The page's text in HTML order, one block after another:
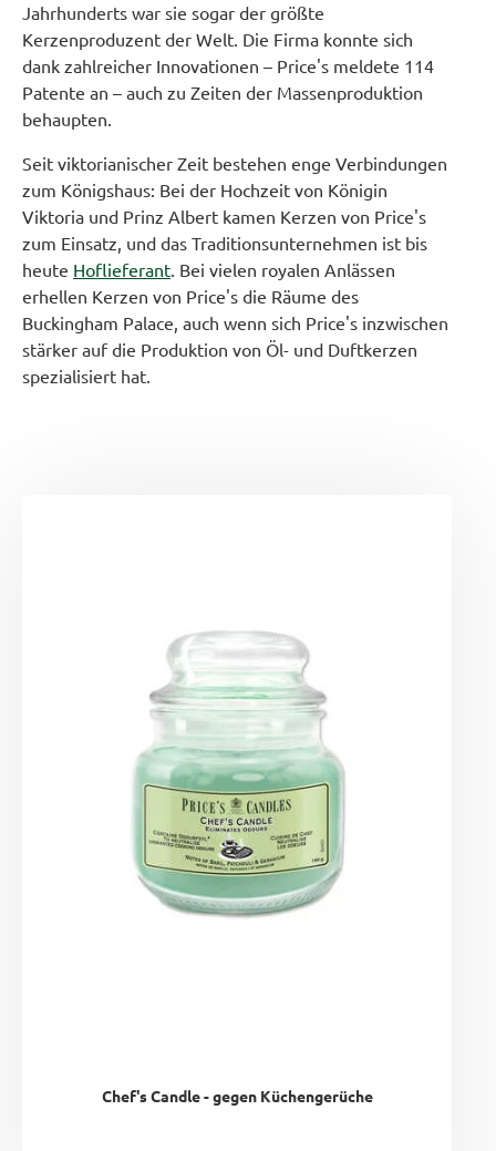
Jahrhunderts war sie sogar der größte
Kerzenproduzent der Welt. Die Firma konnte sich
dank zahlreicher Innovationen – Price's meldete 114
Patente an – auch zu Zeiten der Massenproduktion
behaupten.
Seit viktorianischer Zeit bestehen enge Verbindungen
zum Königshaus: Bei der Hochzeit von Königin
Viktoria und Prinz Albert kamen Kerzen von Price's
zum Einsatz, und das Traditionsunternehmen ist bis
heute Hoflieferant. Bei vielen royalen Anlässen
erhellen Kerzen von Price's die Räume des
Buckingham Palace, auch wenn sich Price's inzwischen
stärker auf die Produktion von Öl- und Duftkerzen
spezialisiert hat.
Chef's Candle - gegen Küchengerüche